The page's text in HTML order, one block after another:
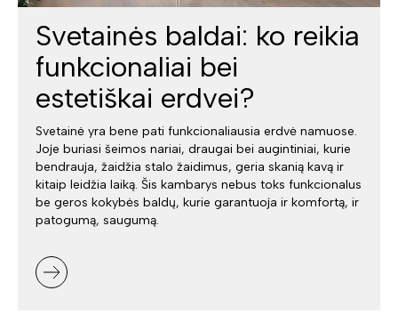
Svetainės baldai: ko reikia
funkcionaliai bei
estetiškai erdvei?
Svetainė yra bene pati funkcionaliausia erdvė namuose.
Joje buriasi šeimos nariai, draugai bei augintiniai, kurie
bendrauja, žaidžia stalo žaidimus, geria skanią kavą ir
kitaip leidžia laiką. Šis kambarys nebus toks funkcionalus
be geros kokybės baldų, kurie garantuoja ir komfortą, ir
patogumą, saugumą.